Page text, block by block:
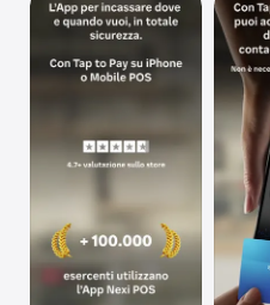
Mac
Watch